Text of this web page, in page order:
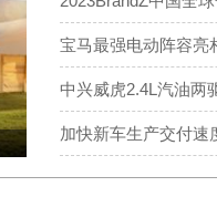
宝马最强电动阵容亮
中兴威虎2.4L汽油两
加快新车生产交付速